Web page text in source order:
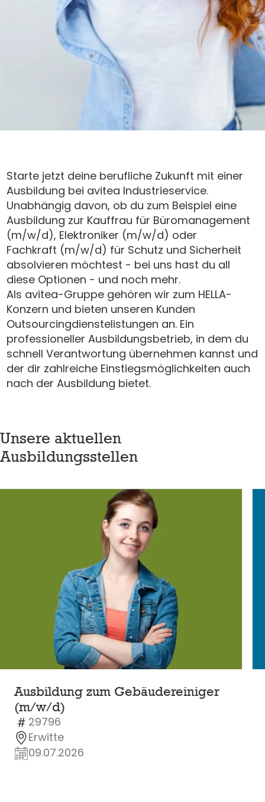
Starte jetzt deine berufliche Zukunft mit einer
Ausbildung bei avitea Industrieservice.
Unabhängig davon, ob du zum Beispiel eine
Ausbildung zur Kauffrau für Büromanagement
(m/w/d), Elektroniker (m/w/d) oder
Fachkraft (m/w/d) für Schutz und Sicherheit
absolvieren möchtest - bei uns hast du all
diese Optionen - und noch mehr.
Als avitea-Gruppe gehören wir zum HELLA-
Konzern und bieten unseren Kunden
Outsourcingdienstelistungen an. Ein
professioneller Ausbildungsbetrieb, in dem du
schnell Verantwortung übernehmen kannst und
der dir zahlreiche Einstiegsmöglichkeiten auch
nach der Ausbildung bietet.
Unsere aktuellen
Ausbildungsstellen
Ausbildung zum Gebäudereiniger
(m/w/d)
29796
Erwitte
09.07.2026